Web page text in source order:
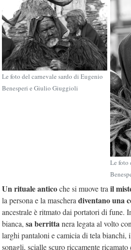
Le foto del carnevale sardo di Eugenio
Benesperi e Giulio Giuggioli
Le foto
Un rituale anticoche si muove trail
la persona e la mascheradiventano una
ancestrale è ritmato dai portatori di fune.
bianca, sa berrittanera legata al volto
larghi pantaloni e camicia di tela bianchi,
sonagli, scialle scuro riccamente